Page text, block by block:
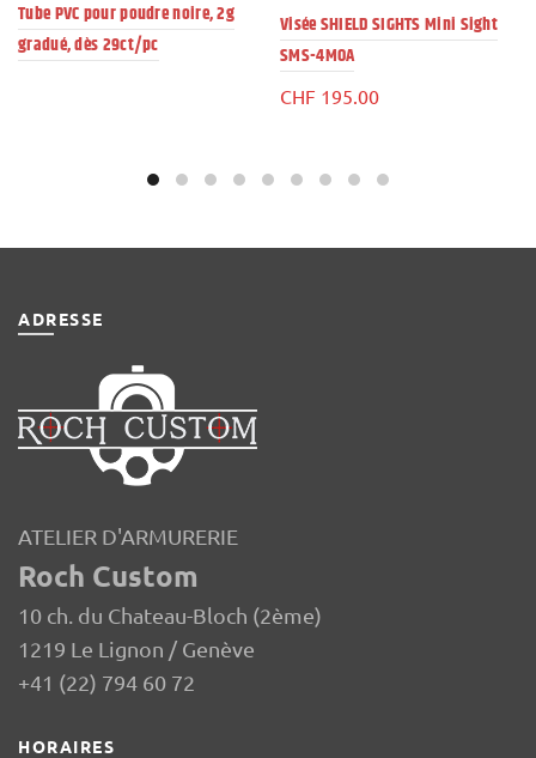
Tube PVC pour poudre noire, 2g
gradué, dès 29ct/pc
Visée SHIELD SIGHTS Mini Sight
SMS-4MOA
CHF 195.00
ADRESSE
ATELIER D'ARMURERIE
Roch Custom
10 ch. du Chateau-Bloch (2ème)
1219 Le Lignon / Genève
+41 (22) 794 60 72
HORAIRES